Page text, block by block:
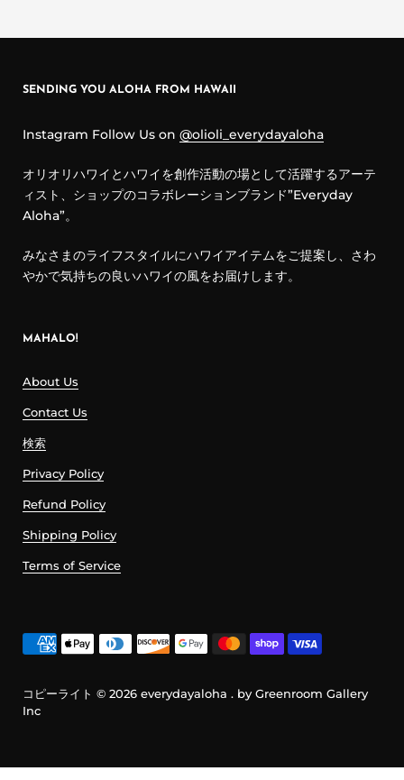
SENDING YOU ALOHA FROM HAWAII
Instagram Follow Us on @olioli_everydayaloha
オリオリハワイとハワイを創作活動の場として活躍するアーテ
ィスト、ショップのコラボレーションブランド”Everyday
Aloha”。
みなさまのライフスタイルにハワイアイテムをご提案し、さわ
やかで気持ちの良いハワイの風をお届けします。
MAHALO!
About Us
Contact Us
検索
Privacy Policy
Refund Policy
Shipping Policy
Terms of Service
コピーライト © 2026 everydayaloha . by Greenroom Gallery
Inc